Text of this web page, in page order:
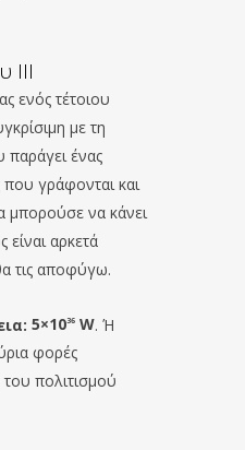
III
ενός τέτοιου
με τη
παράγει ένας
που γράφονται και
μπορούσε να κάνει
είναι αρκετά
τις αποφύγω.
5×1036 W. Ή
φορές
πολιτισμού